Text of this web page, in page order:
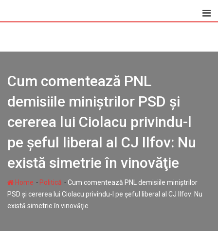
Cum comentează PNL
demisiile miniștrilor PSD și
cererea lui Ciolacu privindu-l
pe șeful liberal al CJ Ilfov: Nu
există simetrie în vinovăţie
Home - Politică -Cum comentează PNL demisiile miniștrilor
PSD și cererea lui Ciolacu privindu-l pe șeful liberal al CJ Ilfov: Nu
există simetrie în vinovăţie